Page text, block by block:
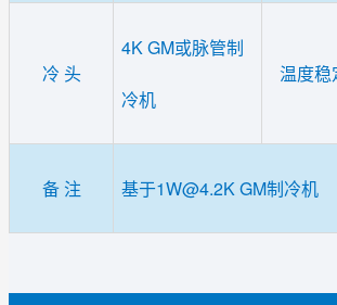
冷 头
4K GM或脉管制
冷机
温度稳
备 注 基于1W@4.2K GM制冷机